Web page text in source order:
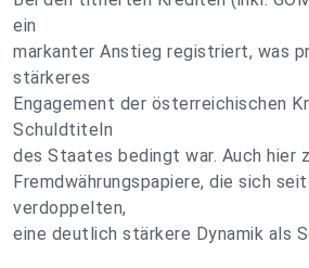
ein
markanter Anstieg registriert, was
stärkeres
Engagement der österreichischen
Schuldtiteln
des Staates bedingt war. Auch hier
Fremdwährungspapiere, die sich
verdoppelten,
eine deutlich stärkere Dynamik als